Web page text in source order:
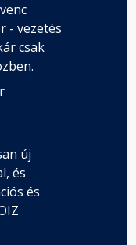
- vezetés
csak
új
és
és